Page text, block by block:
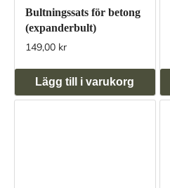
Bultningssats för betong
(expanderbult)
149,00 kr
Lägg till i varukorg